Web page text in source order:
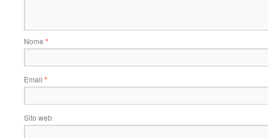
Nome *
Email *
Sito web